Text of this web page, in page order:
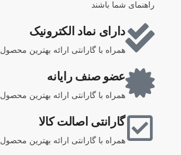
راهنمای شما باشند
دارای نماد الکترونیک
همراه با گارانتی ارائه بهترین محصول
عضو صنف رایانه
همراه با گارانتی ارائه بهترین محصول
گارانتی اصالت کالا
همراه با گارانتی ارائه بهترین محصول